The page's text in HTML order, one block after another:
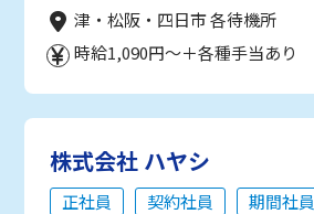
津・松阪・四日市 各待機所
時給1,090円～＋各種手当あり
株式会社 ハヤシ
正社員 契約社員
期間社員